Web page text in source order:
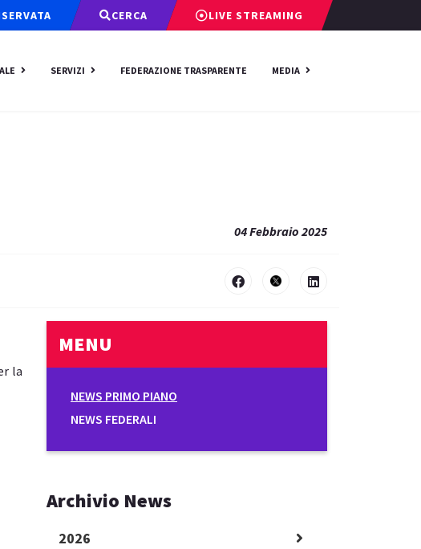
CERCA LIVE STREAMING
SERVIZI FEDERAZIONE TRASPARENTE MEDIA
04 Febbraio 2025
la
MENU
NEWS PRIMO PIANO
NEWS FEDERALI
Archivio News
2026